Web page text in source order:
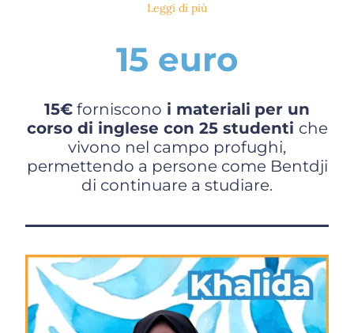
Leggi di più
15 euro
15€ forniscono i materiali per un
corso di inglese con 25 studenti che
vivono nel campo profughi,
permettendo a persone come Bentdji
di continuare a studiare.